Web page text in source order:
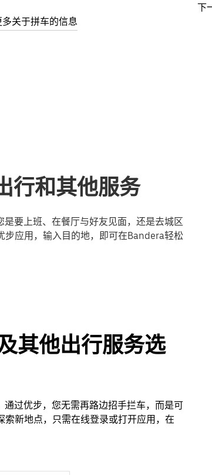
多关于拼车的信息
下
行和其他服务
要上班、在餐厅与好友见面，还是去城区
应用，输入目的地，即可在Bandera轻松
其他出行服务选
过优步，您无需再路边招手拦车，而是可
新地点，只需在线登录或打开应用，在